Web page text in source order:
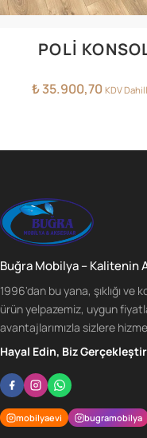
POLI
₺35.900,70 KDV
Buğra Mobilya – Kalitenin
1996'dan bu yana, şıklığı
ürün yelpazemiz, uygun
avantajlarımızla sizlere
Hayal Edin, Biz
mobilyaevi bugramobilya